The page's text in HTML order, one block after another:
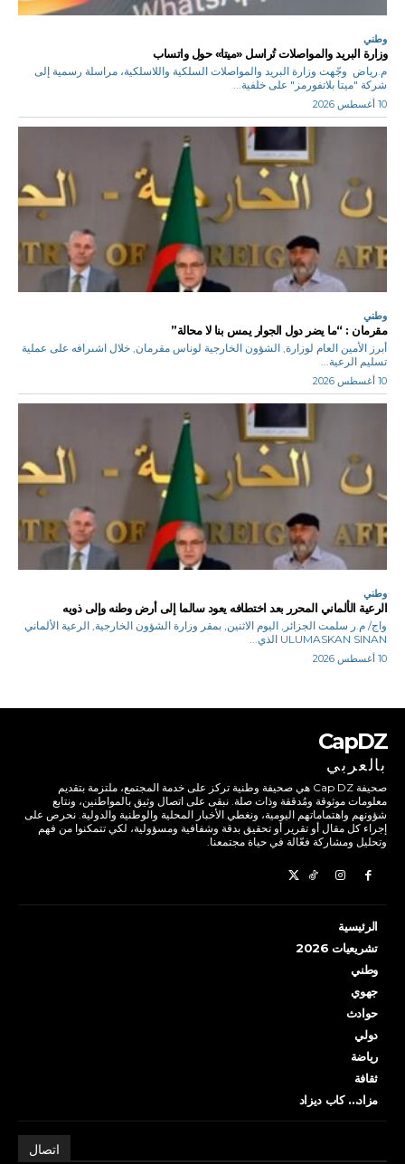
وطني
وزارة البريد والمواصلات تُراسل «ميتا» حول واتساب
م.رياض وجّهت وزارة البريد والمواصلات السلكية واللاسلكية، مراسلة رسمية إلى
شركة "ميتا بلاتفورمز" على خلفية...
10 أغسطس 2026
وطني
مقرمان : “ما يضر دول الجوار يمس بنا لا محالة”
أبرز الأمين العام لوزارة, الشؤون الخارجية لوناس مقرمان, خلال اشىرافه على عملية
تسليم الرعية...
10 أغسطس 2026
وطني
الرعية الألماني المحرر بعد اختطافه يعود سالما إلى أرض وطنه وإلى ذويه
واج/ م.ر سلمت الجزائر, اليوم الاثنين, بمقر وزارة الشؤون الخارجية, الرعية الألماني
ULUMASKAN SINAN الذي...
10 أغسطس 2026
CapDZ
بالعربي
صحيفة Cap DZ هي صحيفة وطنية تركز على خدمة المجتمع، ملتزمة بتقديم
معلومات موثوقة ومُدققة وذات صلة. نبقى على اتصال وثيق بالمواطنين، ونتابع
شؤونهم واهتماماتهم اليومية، ونغطي الأخبار المحلية والوطنية والدولية. نحرص على
إجراء كل مقال أو تقرير أو تحقيق بدقة وشفافية ومسؤولية، لكي تتمكنوا من فهم
وتحليل ومشاركة فعّالة في حياة مجتمعنا.
الرئيسية
تشريعيات 2026
وطني
جهوي
حوادث
دولي
رياضة
ثقافة
مزاد… كاب ديزاد
اتصال